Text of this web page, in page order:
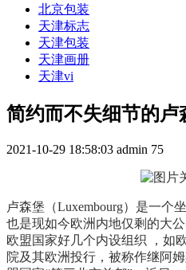
北京包装
天津标志
天津包装
天津画册
天津vi
简约而不失细节的卢
2021-10-29 18:58:03 admin 75
卢森堡（Luxembourg）是一个
也是现如今欧洲内地仅剩的大
欧盟国家好几个内设组织 ，如
院及其欧洲投行，被称作继阿